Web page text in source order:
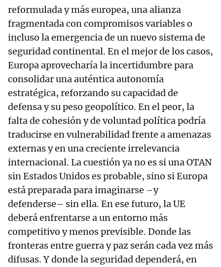
reformulada y más europea, una alianza
fragmentada con compromisos variables o
incluso la emergencia de un nuevo sistema de
seguridad continental. En el mejor de los casos,
Europa aprovecharía la incertidumbre para
consolidar una auténtica autonomía
estratégica, reforzando su capacidad de
defensa y su peso geopolítico. En el peor, la
falta de cohesión y de voluntad política podría
traducirse en vulnerabilidad frente a amenazas
externas y en una creciente irrelevancia
internacional. La cuestión ya no es si una OTAN
sin Estados Unidos es probable, sino si Europa
está preparada para imaginarse –y
defenderse– sin ella. En ese futuro, la UE
deberá enfrentarse a un entorno más
competitivo y menos previsible. Donde las
fronteras entre guerra y paz serán cada vez más
difusas. Y donde la seguridad dependerá, en